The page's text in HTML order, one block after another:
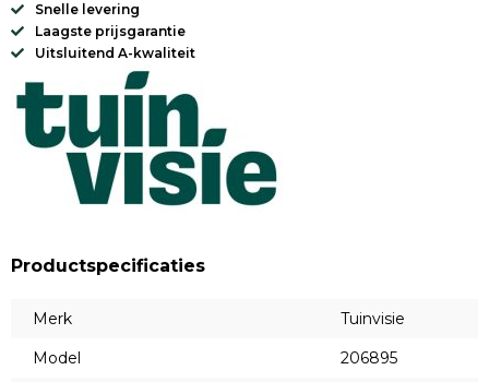
Snelle levering
Laagste prijsgarantie
Uitsluitend A-kwaliteit
Productspecificaties
Merk
Tuinvisie
Model
206895